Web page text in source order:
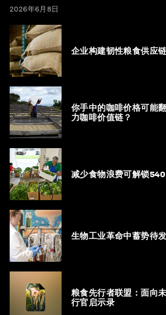
2026年6月8日
企业构建韧性粮食供应
你手中的咖啡价格可能
力咖啡价值链？
减少食物浪费可解锁
生物工业革命中蓄势待
粮食先行者联盟：面向
行官启示录